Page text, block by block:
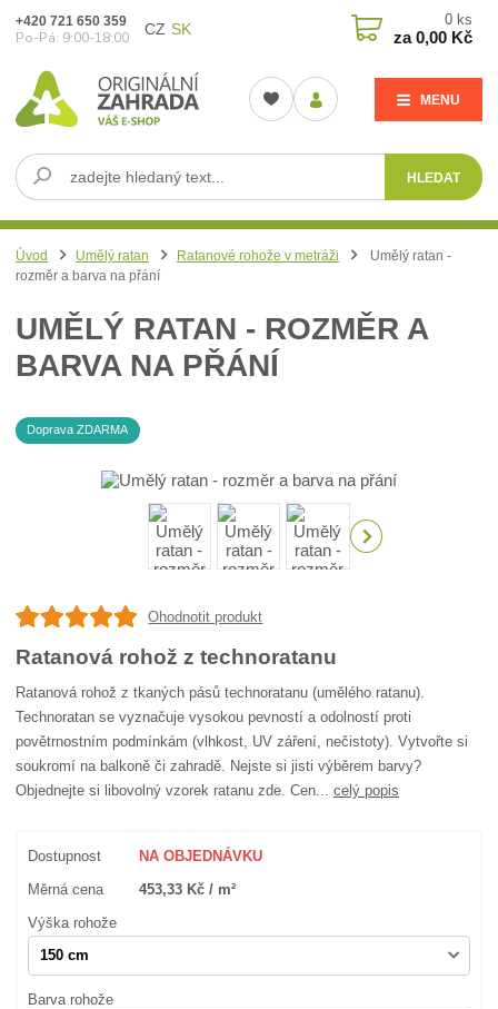
CZ SK
MENU
HLEDAT
+420 721 650 359
Po-Pá: 9:00-18:00
0 ks
za0,00 Kč
Úvod Umělý ratan Ratanové rohože v metráži
Umělý ratan -
rozměr a barva na přání
UMĚLÝ RATAN - ROZMĚR A
BARVA NA PŘÁNÍ
Doprava ZDARMA
Ohodnotit produkt
Ratanová rohož z technoratanu
Ratanová rohož z tkaných pásů technoratanu (umělého ratanu).
Technoratan se vyznačuje vysokou pevností a odolností proti
povětrnostním podmínkám (vlhkost, UV záření, nečistoty). Vytvořte si
soukromí na balkoně či zahradě. Nejste si jisti výběrem barvy?
Objednejte si libovolný vzorek ratanu zde. Cen...celý popis
Dostupnost NA OBJEDNÁVKU
Měrná cena 453,33 Kč / m²
Výška rohože
Barva rohože